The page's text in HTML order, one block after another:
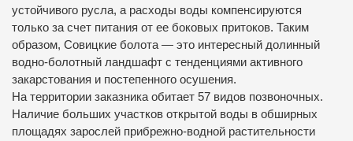
устойчивого русла, а расходы воды компенсируются
только за счет питания от ее боковых притоков. Таким
образом, Совицкие болота — это интересный долинный
водно-болотный ландшафт с тенденциями активного
закарстования и постепенного осушения.
На территории заказника обитает 57 видов позвоночных.
Наличие больших участков открытой воды в обширных
площадях зарослей прибрежно-водной растительности